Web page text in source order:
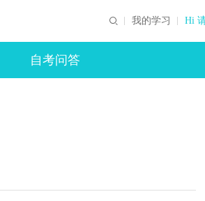
我的学习 Hi
自考问答